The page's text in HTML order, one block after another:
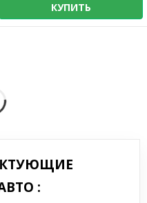
КУПИТЬ
: